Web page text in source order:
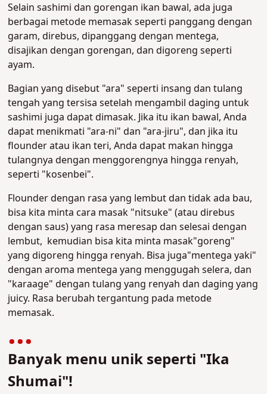
Selain sashimi dan gorengan ikan bawal, ada juga
berbagai metode memasak seperti panggang dengan
garam, direbus, dipanggang dengan mentega,
disajikan dengan gorengan, dan digoreng seperti
ayam.
Bagian yang disebut "ara" seperti insang dan tulang
tengah yang tersisa setelah mengambil daging untuk
sashimi juga dapat dimasak. Jika itu ikan bawal, Anda
dapat menikmati "ara-ni" dan "ara-jiru", dan jika itu
flounder atau ikan teri, Anda dapat makan hingga
tulangnya dengan menggorengnya hingga renyah,
seperti "kosenbei".
Flounder dengan rasa yang lembut dan tidak ada bau,
bisa kita minta cara masak "nitsuke" (atau direbus
dengan saus) yang rasa meresap dan selesai dengan
lembut, kemudian bisa kita minta masak"goreng"
yang digoreng hingga renyah. Bisa juga"mentega yaki"
dengan aroma mentega yang menggugah selera, dan
"karaage" dengan tulang yang renyah dan daging yang
juicy. Rasa berubah tergantung pada metode
memasak.
Banyak menu unik seperti "Ika
Shumai"!